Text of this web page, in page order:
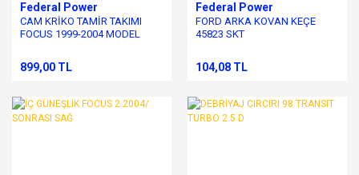
Federal Power
CAM KRİKO TAMİR TAKIMI
FOCUS 1999-2004 MODEL
899,00 TL
Federal Power
FORD ARKA KOVAN KEÇE
45823 SKT
104,08 TL